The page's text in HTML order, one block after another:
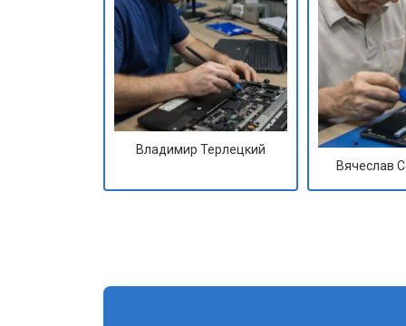
Владимир Терлецкий
Вячеслав